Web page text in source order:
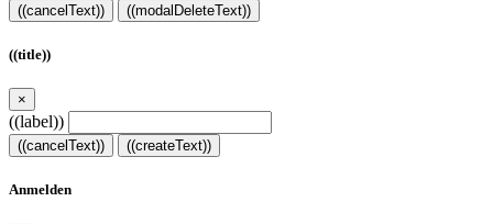
((cancelText)) ((modalDeleteText))
((title))
×
((label))
((cancelText)) ((createText))
Anmelden